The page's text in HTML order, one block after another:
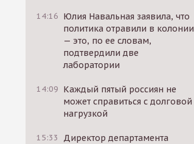
14:16 Юлия Навальная заявила, что
политика отравили в колонии
— это, по ее словам,
подтвердили две
лаборатории
14:09 Каждый пятый россиян не
может справиться с долговой
нагрузкой
15:33
Директор департамента